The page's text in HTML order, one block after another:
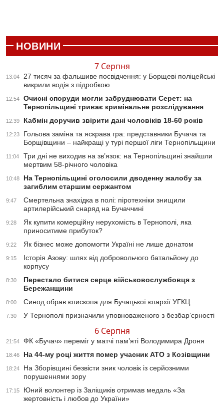
НОВИНИ
7 Серпня
13:04
27 тисяч за фальшиве посвідчення: у Борщеві поліцейські
викрили водія з підробкою
12:54
Очисні споруди могли забруднювати Серет: на
Тернопільщині триває кримінальне розслідування
12:39 Кабмін доручив звірити дані чоловіків 18-60 років
12:23
Гольова заміна та яскрава гра: представники Бучача та
Борщівщини – найкращі у турі першої ліги Тернопільщини
11:04
Три дні не виходив на зв’язок: на Тернопільщині знайшли
мертвим 58-річного чоловіка
10:48
На Тернопільщині оголосили дводенну жалобу за
загиблим старшим сержантом
9:47
Смертельна знахідка в полі: піротехніки знищили
артилерійський снаряд на Бучаччині
9:28
Як купити комерційну нерухомість в Тернополі, яка
приноситиме прибуток?
9:22 Як бізнес може допомогти Україні не лише донатом
9:15
Історія Азову: шлях від добровольчого батальйону до
корпусу
8:30
Перестало битися серце військовослужбовця з
Бережанщини
8:00 Синод обрав єпископа для Бучацької єпархії УГКЦ
7:30 У Тернополі призначили уповноваженого з безбар’єрності
6 Серпня
21:54 ФК «Бучач» переміг у матчі пам’яті Володимира Дроня
18:46 На 44-му році життя помер учасник АТО з Козівщини
18:24
На Зборівщині безвісти зник чоловік із серйозними
порушеннями зору
17:15
Юний волонтер із Заліщиків отримав медаль «За
жертовність і любов до України»